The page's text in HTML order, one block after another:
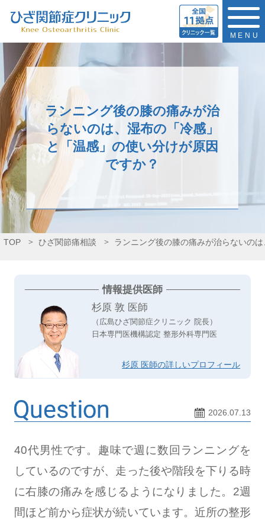
MENU
ランニング後の膝の痛みが治
らないのは、湿布の「冷感」
と「温感」の使い分けが原因
ですか？
TOP ひざ関節痛相談 ランニング後の膝の痛みが治らないの
情報提供医師
杉原 敦 医師
（広島ひざ関節症クリニック 院長）
日本専門医機構認定 整形外科専門医
杉原 医師の詳しいプロフィール
2026.07.13
40代男性です。趣味で週に数回ランニングを
しているのですが、走った後や階段を下りる時
に右膝の痛みを感じるようになりました。2週
間ほど前から症状が続いています。近所の整形